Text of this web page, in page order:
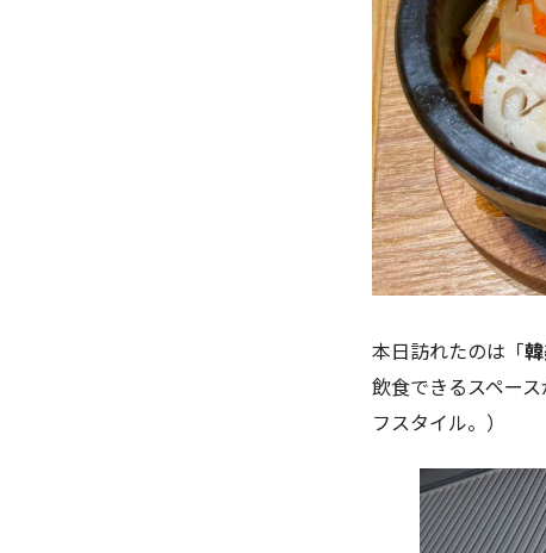
本日訪れたのは「
飲食できるスペー
フスタイル。）